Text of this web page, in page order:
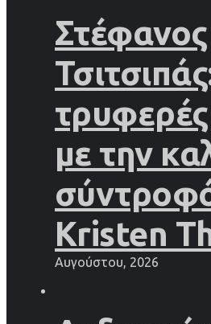
Στέφανος
τρυφερές
με την
Kristen
Αυγούστου, 2026